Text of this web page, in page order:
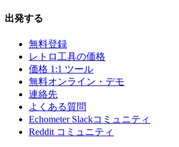
出発する
無料登録
レトロ工具の価格
価格 1:1 ツール
無料オンライン・デモ
連絡先
よくある質問
Echometer Slackコミュニティ
Reddit コミュニティ